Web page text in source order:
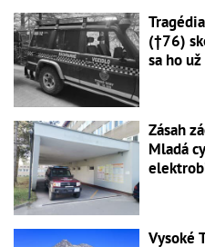
(†76)
sa ho
Zásah
Mladá
Vysoké